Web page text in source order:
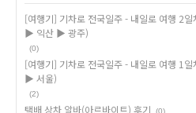
[여행기] 기차로 전국일주 - 내일로 여행 2
▶ 익산 ▶ 광주)
(0)
[여행기] 기차로 전국일주 - 내일로 여행 1
▶ 서울)
(2)
택배 상차 알바(아르바이트) 후기 (0)